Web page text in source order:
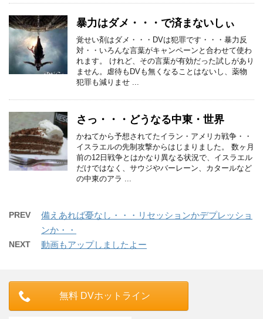
暴力はダメ・・・で済まないしぃ
覚せい剤はダメ・・・DVは犯罪です・・・暴力反
対・・いろんな言葉がキャンペーンと合わせて使わ
れます。 けれど、その言葉が有効だった試しがあり
ません。虐待もDVも無くなることはないし、薬物
犯罪も減りませ ...
さっ・・・どうなる中東・世界
かねてから予想されてたイラン・アメリカ戦争・・
イスラエルの先制攻撃からはじまりました。 数ヶ月
前の12日戦争とはかなり異なる状況で、イスラエル
だけではなく、サウジやバーレーン、カタールなど
の中東のアラ ...
PREV
備えあれば憂なし・・・リセッションかデプレッショ
ンか・・
NEXT 動画もアップしましたよー
無料 DVホットライン